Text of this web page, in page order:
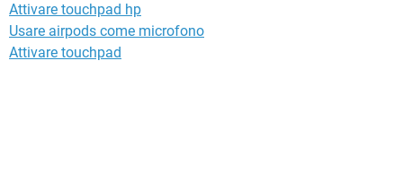
Attivare touchpad hp
Usare airpods come microfono
Attivare touchpad